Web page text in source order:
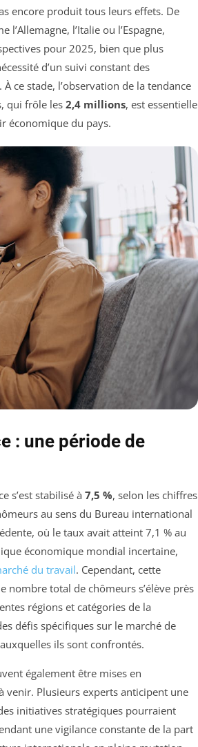
encore produit tous leurs effets. De
l’Italie ou l’Espagne,
pour 2025, bien que plus
d’un suivi constant des
ce stade, l’observation de la tendance
qui frôle les 2,4 millions, est essentielle
économique du pays.
: une période de
s’est stabilisé à 7,5 %, selon les chiffres
au sens du Bureau international
où le taux avait atteint 7,1 % au
économique mondial incertaine,
du travail. Cependant, cette
nombre total de chômeurs s’élève près
régions et catégories de la
défis spécifiques sur le marché de
ils sont confrontés.
également être mises en
venir. Plusieurs experts anticipent une
initiatives stratégiques pourraient
une vigilance constante de la part